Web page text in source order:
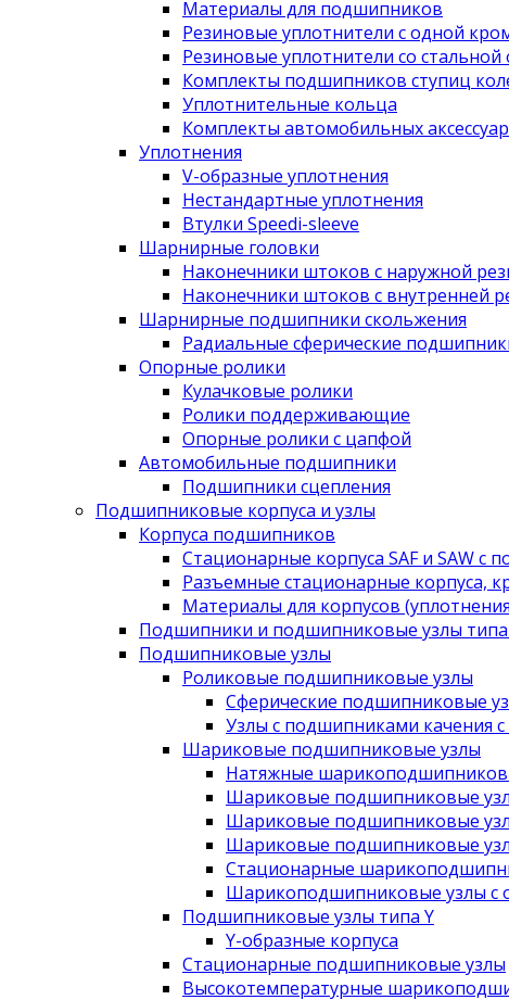
Материалы для подшипников
Резиновые уплотнители с одной
Резиновые уплотнители со
Комплекты подшипников ступиц
Уплотнительные кольца
Комплекты автомобильных
Уплотнения
V-образные уплотнения
Нестандартные уплотнения
Втулки Speedi-sleeve
Шарнирные головки
Наконечники штоков с наружной
Наконечники штоков с внутренней
Шарнирные подшипники скольжения
Радиальные сферические
Опорные ролики
Кулачковые ролики
Ролики поддерживающие
Опорные ролики с цапфой
Автомобильные подшипники
Подшипники сцепления
Подшипниковые корпуса и узлы
Корпуса подшипников
Стационарные корпуса SAF и SAW с
Разъемные стационарные корпуса,
Материалы для корпусов
Подшипники и подшипниковые узлы типа
Подшипниковые узлы
Роликовые подшипниковые узлы
Сферические подшипниковые
Узлы с подшипниками качения
Шариковые подшипниковые узлы
Натяжные
Шариковые подшипниковые
Шариковые подшипниковые
Шариковые подшипниковые
Стационарные
Шарикоподшипниковые узлы с
Подшипниковые узлы типа Y
Y-образные корпуса
Стационарные подшипниковые узлы
Высокотемпературные